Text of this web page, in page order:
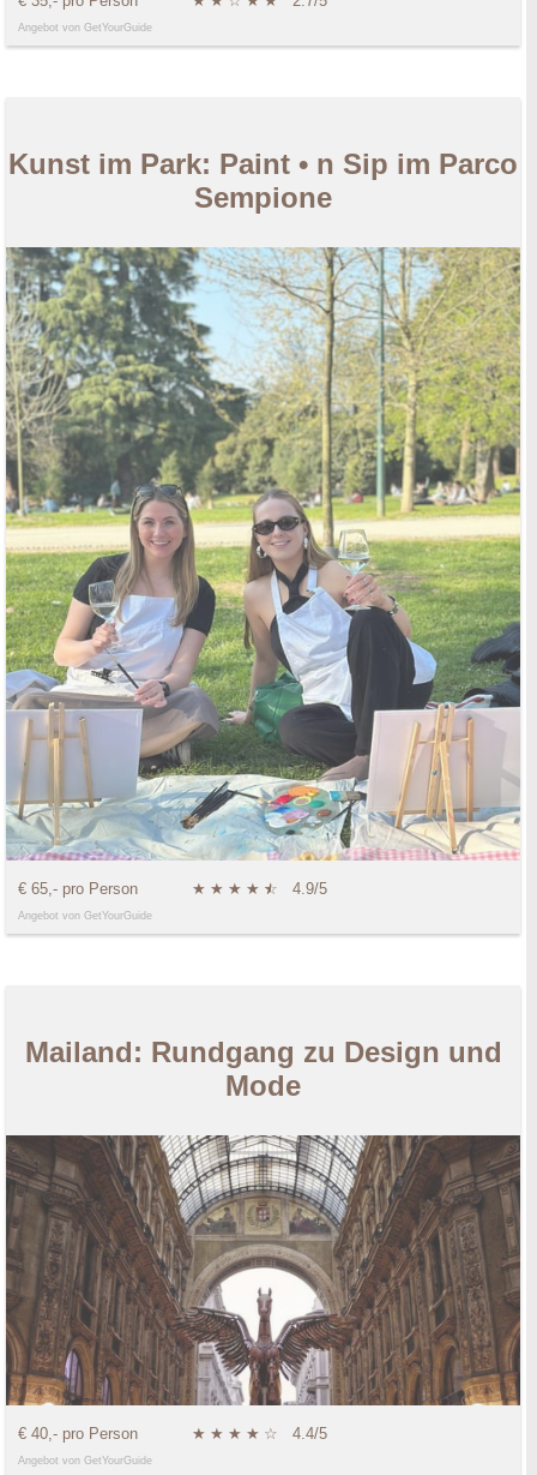
Angebot von GetYourGuide
Kunst im Park: Paint • n Sip im Parco
Sempione
€ 65,- pro Person ★ ★ ★ ★ ★
☆ 4.9/5
Angebot von GetYourGuide
Mailand: Rundgang zu Design und
Mode
€ 40,- pro Person ★ ★ ★ ★ ☆ 4.4/5
Angebot von GetYourGuide